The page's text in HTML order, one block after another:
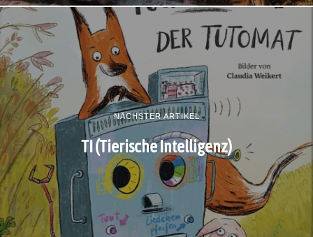
NÄCHSTER ARTIKEL
TI (Tierische Intelligenz)